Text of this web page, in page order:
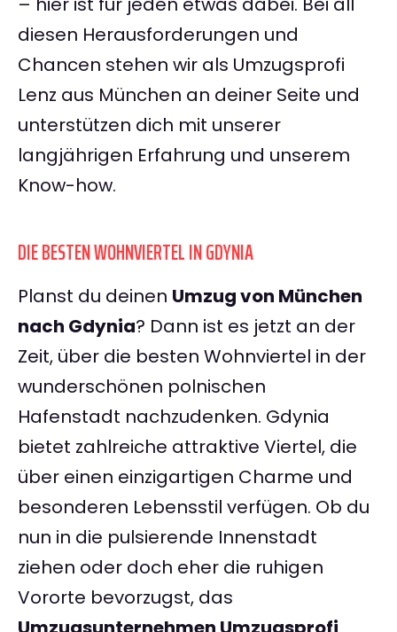
diesen Herausforderungen und
Chancen stehen wir als Umzugsprofi
Lenz aus München an deiner Seite und
unterstützen dich mit unserer
langjährigen Erfahrung und unserem
Know-how.
DIE BESTEN WOHNVIERTEL IN GDYNIA
Planst du deinen Umzug von München
nach Gdynia? Dann ist es jetzt an der
Zeit, über die besten Wohnviertel in der
wunderschönen polnischen
Hafenstadt nachzudenken. Gdynia
bietet zahlreiche attraktive Viertel, die
über einen einzigartigen Charme und
besonderen Lebensstil verfügen. Ob du
nun in die pulsierende Innenstadt
ziehen oder doch eher die ruhigen
Vororte bevorzugst, das